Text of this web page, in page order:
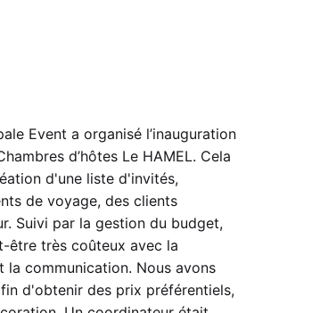
Event a organisé l’inauguration
d’hôtes Le HAMEL. Cela
d'une liste d'invités,
de voyage, des clients
Suivi par la gestion du budget,
être très coûteux avec la
communication. Nous avons
d'obtenir des prix préférentiels,